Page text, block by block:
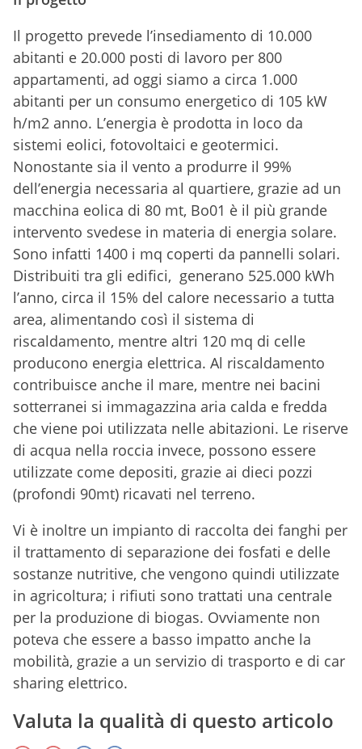
Il progetto prevede l’insediamento di 10.000
abitanti e 20.000 posti di lavoro per 800
appartamenti, ad oggi siamo a circa 1.000
abitanti per un consumo energetico di 105 kW
h/m2 anno. L’energia è prodotta in loco da
sistemi eolici, fotovoltaici e geotermici.
Nonostante sia il vento a produrre il 99%
dell’energia necessaria al quartiere, grazie ad un
macchina eolica di 80 mt, Bo01 è il più grande
intervento svedese in materia di energia solare.
Sono infatti 1400 i mq coperti da pannelli solari.
Distribuiti tra gli edifici, generano 525.000 kWh
l’anno, circa il 15% del calore necessario a tutta
area, alimentando così il sistema di
riscaldamento, mentre altri 120 mq di celle
producono energia elettrica. Al riscaldamento
contribuisce anche il mare, mentre nei bacini
sotterranei si immagazzina aria calda e fredda
che viene poi utilizzata nelle abitazioni. Le riserve
di acqua nella roccia invece, possono essere
utilizzate come depositi, grazie ai dieci pozzi
(profondi 90mt) ricavati nel terreno.
Vi è inoltre un impianto di raccolta dei fanghi per
il trattamento di separazione dei fosfati e delle
sostanze nutritive, che vengono quindi utilizzate
in agricoltura; i rifiuti sono trattati una centrale
per la produzione di biogas. Ovviamente non
poteva che essere a basso impatto anche la
mobilità, grazie a un servizio di trasporto e di car
sharing elettrico.
Valuta la qualità di questo articolo